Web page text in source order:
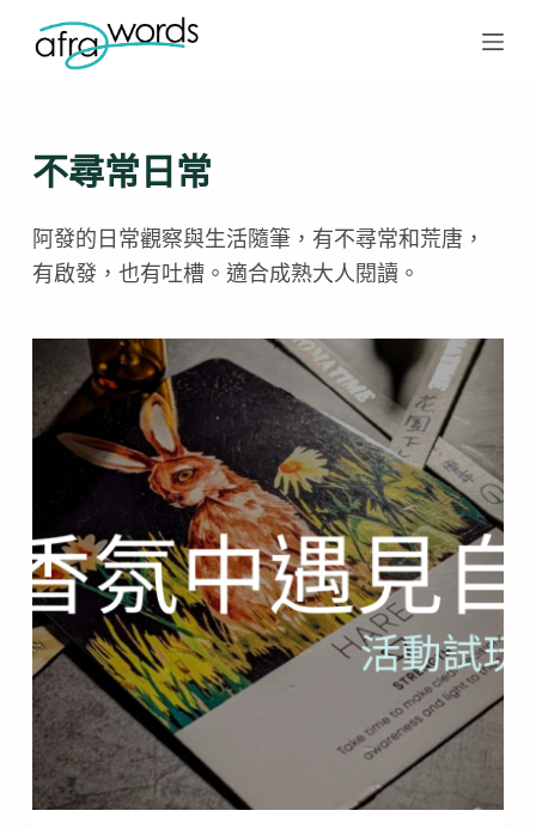
跳
至
內
不尋常日常
阿發的日常觀察與生活隨筆，有不尋常和荒唐，
有啟發，也有吐槽。適合成熟大人閱讀。